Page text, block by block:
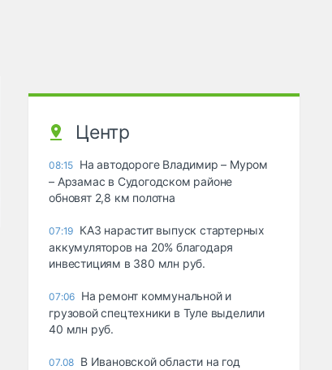
Центр
08:15 На автодороге Владимир – Муром
– Арзамас в Судогодском районе
обновят 2,8 км полотна
07:19 КАЗ нарастит выпуск стартерных
аккумуляторов на 20% благодаря
инвестициям в 380 млн руб.
07:06 На ремонт коммунальной и
грузовой спецтехники в Туле выделили
40 млн руб.
07.08 В Ивановской области на год